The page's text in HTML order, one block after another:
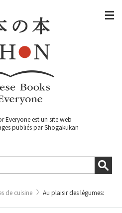
Everyone est un site web
publiés par Shogakukan
de cuisine
Au plaisir des légumes: